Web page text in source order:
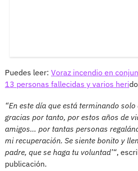
Puedes leer: Voraz incendio en
13 personas fallecidas y varios heri
“En este día que está terminando solo
gracias por tanto, por estos años de
amigos… por tantas personas
mi recuperación. Se siente bonito y
padre, que se haga tu voluntad’“,
publicación.